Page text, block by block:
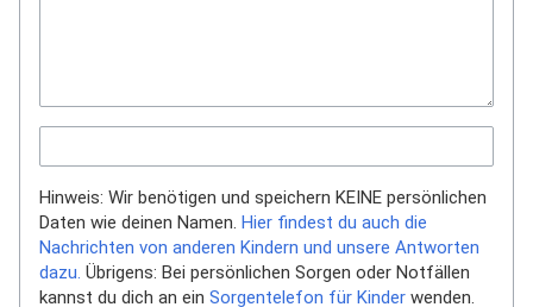
Hinweis: Wir benötigen und speichern KEINE persönlichen
Daten wie deinen Namen. Hier findest du auch die
Nachrichten von anderen Kindern und unsere Antworten
dazu. Übrigens: Bei persönlichen Sorgen oder Notfällen
kannst du dich an ein Sorgentelefon für Kinder wenden.